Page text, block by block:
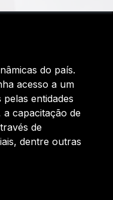
do país.
acesso a um
entidades
capacitação de
de
dentre outras